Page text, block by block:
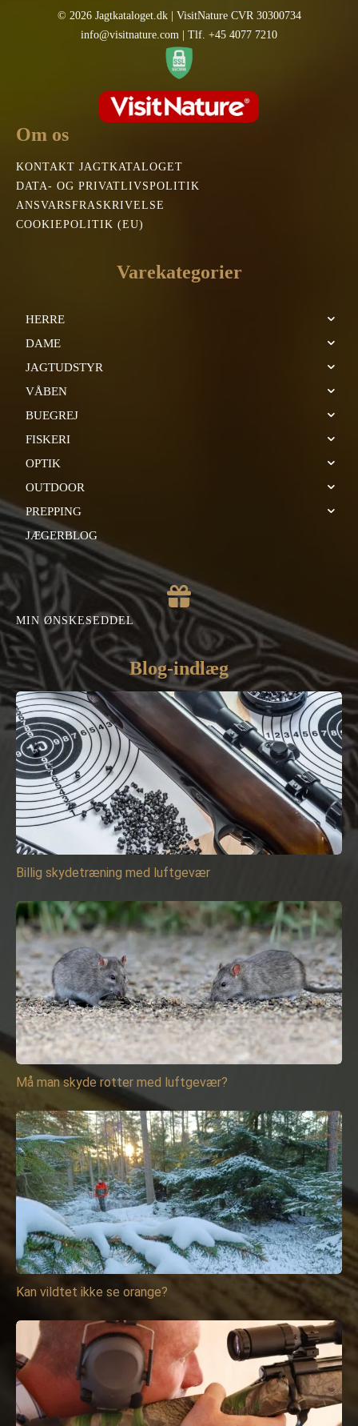
© 2026 Jagtkataloget.dk | VisitNature CVR 30300734
info@visitnature.com | Tlf. +45 4077 7210
Om os
KONTAKT JAGTKATALOGET
DATA- OG PRIVATLIVSPOLITIK
ANSVARSFRASKRIVELSE
COOKIEPOLITIK (EU)
Varekategorier
HERRE
DAME
JAGTUDSTYR
VÅBEN
BUEGREJ
FISKERI
OPTIK
OUTDOOR
PREPPING
JÆGERBLOG
MIN ØNSKESEDDEL
Blog-indlæg
Billig skydetræning med luftgevær
Må man skyde rotter med luftgevær?
Kan vildtet ikke se orange?